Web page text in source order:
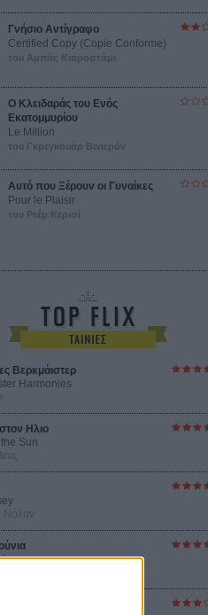
Γνήσιο Αντίγραφο
Certified Copy (Copie Conforme)
του Αμπάς Κιαροστάμι
Ο Κλειδαράς του Ενός
Εκατομμυρίου
Le Million
του Γκρεγκουάρ Βινιερόν
Αυτό που Ξέρουν οι Γυναίκες
Pour le Plaisir
του Ρεέμ Κερισί
Βερκμάιστερ
Harmonies
Ηλιο
Sun